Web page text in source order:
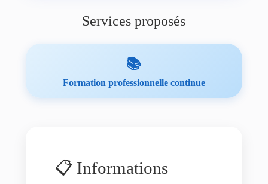
Services proposés
📚
Formation professionnelle continue
📋 Informations